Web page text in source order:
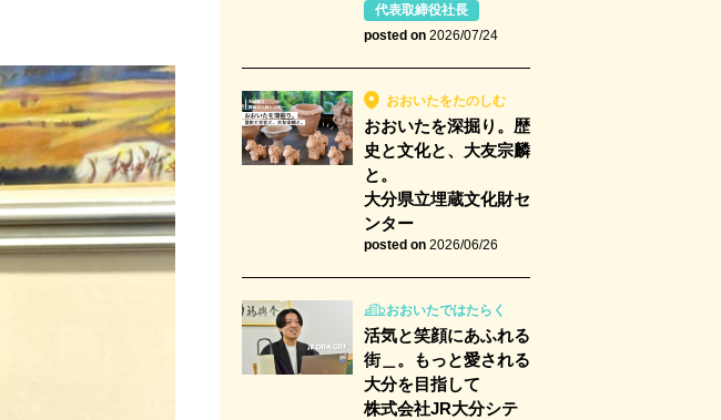
代表取締役社長
posted on 2026/07/24
おおいたをたのしむ
おおいたを深掘り。歴
史と文化と、大友宗麟
と。
大分県立埋蔵文化財セ
ンター
posted on 2026/06/26
おおいたではたらく
活気と笑顔にあふれる
街＿。もっと愛される
大分を目指して
株式会社JR大分シテ